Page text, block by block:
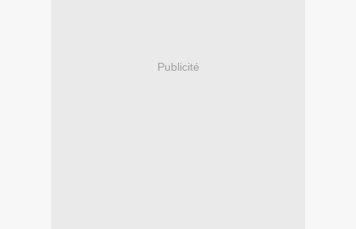
Publicité